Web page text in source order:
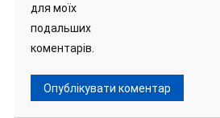
для моїх
подальших
коментарів.